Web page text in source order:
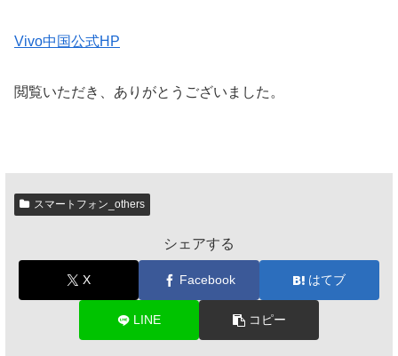
Vivo中国公式HP
閲覧いただき、ありがとうございました。
スマートフォン_others
シェアする
X Facebook はてブ
LINE コピー